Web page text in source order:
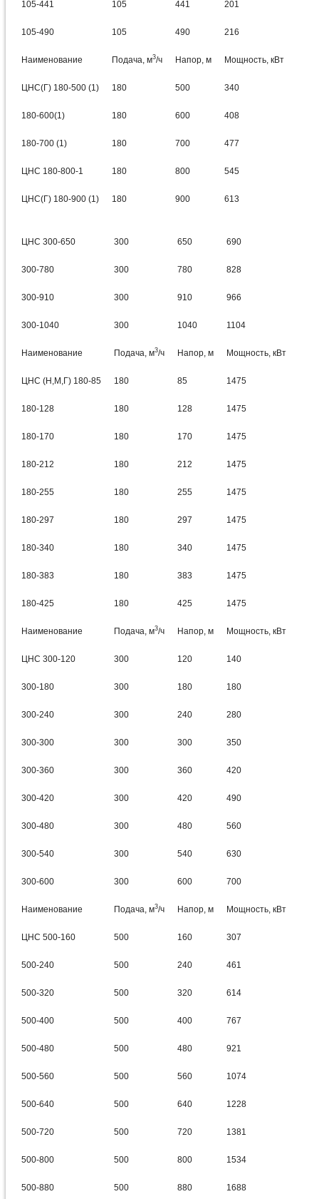
105-441 105 441 201
105-490 105 490 216
Наименование Подача, м3/ч Напор, м Мощность, кВт
ЦНС(Г) 180-500 (1) 180 500 340
180-600(1) 180 600 408
180-700 (1) 180 700 477
ЦНС 180-800-1 180 800 545
ЦНС(Г) 180-900 (1) 180 900 613
ЦНС 300-650 300 650 690
300-780 300 780 828
300-910 300 910 966
300-1040 300 1040 1104
Наименование Подача, м3/ч Напор, м Мощность, кВт
ЦНС (Н,М,Г) 180-85 180 85 1475
180-128 180 128 1475
180-170 180 170 1475
180-212 180 212 1475
180-255 180 255 1475
180-297 180 297 1475
180-340 180 340 1475
180-383 180 383 1475
180-425 180 425 1475
Наименование Подача, м3/ч Напор, м Мощность, кВт
ЦНС 300-120 300 120 140
300-180 300 180 180
300-240 300 240 280
300-300 300 300 350
300-360 300 360 420
300-420 300 420 490
300-480 300 480 560
300-540 300 540 630
300-600 300 600 700
Наименование Подача, м3/ч Напор, м Мощность, кВт
ЦНС 500-160 500 160 307
500-240 500 240 461
500-320 500 320 614
500-400 500 400 767
500-480 500 480 921
500-560 500 560 1074
500-640 500 640 1228
500-720 500 720 1381
500-800 500 800 1534
500-880 500 880 1688